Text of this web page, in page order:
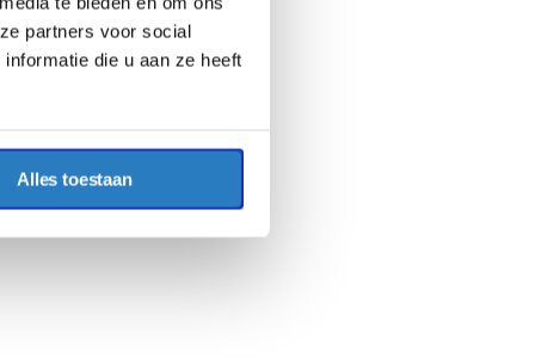
partners voor social
die u aan ze heeft
Alles toestaan